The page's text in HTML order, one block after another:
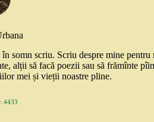
somn scriu. Scriu despre mine pentru
alții să facă poezii sau să frămînte
mei și vieții noastre pline.
4433